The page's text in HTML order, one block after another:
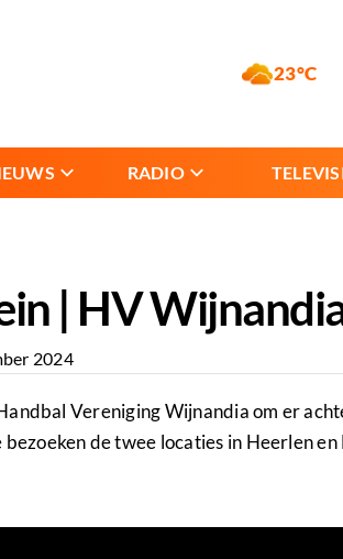
23°C
RADIO
| HV
2024
Vereniging Wijnandia om er
de twee locaties in Heerlen en